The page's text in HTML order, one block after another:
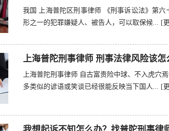
我国 上海普陀区刑事律师 《刑事诉讼法》第
形之一的犯罪嫌疑人、被告人，可以取保候...
[
上海普陀刑事律师 刑事法律风险该怎
上海普陀刑事律师 自古富贵险中球、不入虎穴
多类似的谚语或笑谈已经很能反映当下国人...
[